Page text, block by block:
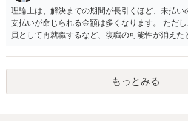
た、経歴詐称を理由とする解雇が有効になるのは
の採用決定に重大な影響を与えるもの」と考えら
ケースでは、過去２年の経歴が「業務委託」か「
は、過去２年間の業務内容自体を左右するもので
は判断されにくいでしょう。 そのため、いずれ
理由とすることは出来ないと考えます。 もっと
チャー企業とのことですし、社内のご事情につい
詳しく知るところと推察いたしますので、詳細は
理論上は、解決までの期間が長引くほど、未払い
支払いが命じられる金額は多くなります。 ただ
員として再就職するなど、復職の可能性が消えた
また、生計を立てるためにアルバイトなどで代わ
までは否定されませんが、その場合、一定割合を
収入が未払いの賃金の金額から差し引かれること
め、必ずしも期間に比例するとは限らないことに
もっとみる